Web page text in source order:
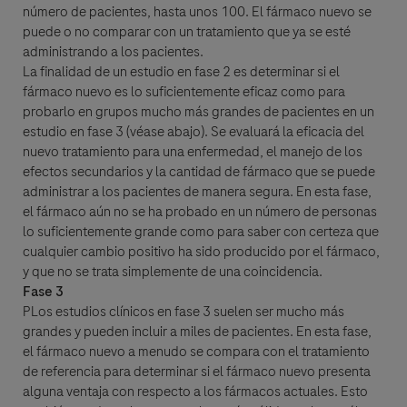
número de pacientes, hasta unos 100. El fármaco nuevo se
puede o no comparar con un tratamiento que ya se esté
administrando a los pacientes.
La finalidad de un estudio en fase 2 es determinar si el
fármaco nuevo es lo suficientemente eficaz como para
probarlo en grupos mucho más grandes de pacientes en un
estudio en fase 3 (véase abajo). Se evaluará la eficacia del
nuevo tratamiento para una enfermedad, el manejo de los
efectos secundarios y la cantidad de fármaco que se puede
administrar a los pacientes de manera segura. En esta fase,
el fármaco aún no se ha probado en un número de personas
lo suficientemente grande como para saber con certeza que
cualquier cambio positivo ha sido producido por el fármaco,
y que no se trata simplemente de una coincidencia.
Fase 3
PLos estudios clínicos en fase 3 suelen ser mucho más
grandes y pueden incluir a miles de pacientes. En esta fase,
el fármaco nuevo a menudo se compara con el tratamiento
de referencia para determinar si el fármaco nuevo presenta
alguna ventaja con respecto a los fármacos actuales. Esto